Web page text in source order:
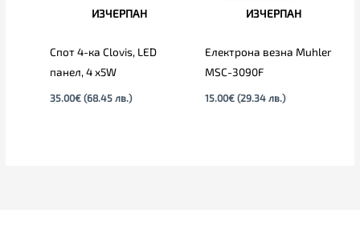
ИЗЧЕРПАН
Спот 4-ка Clovis, LED
панел, 4 х5W
35.00€ (68.45 лв.)
ИЗЧЕРПАН
Електрона везна Muhler
MSC-3090F
15.00€ (29.34 лв.)